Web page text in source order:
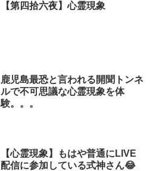
【第四拾六夜】心霊現象
鹿児島最恐と言われる開聞トンネ
ルで不可思議な心霊現象を体
験。。。
【心霊現象】もはや普通にLIVE
配信に参加している式神さん😂